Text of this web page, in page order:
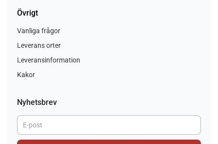
Övrigt
Vanliga frågor
Leverans orter
Leveransinformation
Kakor
Nyhetsbrev